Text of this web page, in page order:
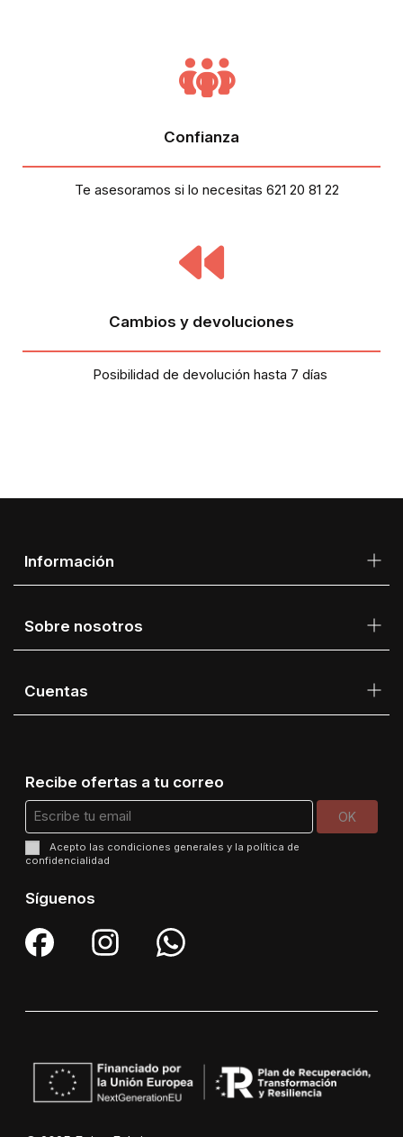
Confianza
Te asesoramos si lo necesitas 621 20 81 22
Cambios y devoluciones
Posibilidad de devolución hasta 7 días
Información
Sobre nosotros
Cuentas
Recibe ofertas a tu correo
Acepto las condiciones generales y la política de
confidencialidad
Síguenos